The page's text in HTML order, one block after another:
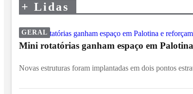
+ Lidas
GERAL
Mini rotatórias ganham espaço em
Novas estruturas foram implantadas em dois pontos